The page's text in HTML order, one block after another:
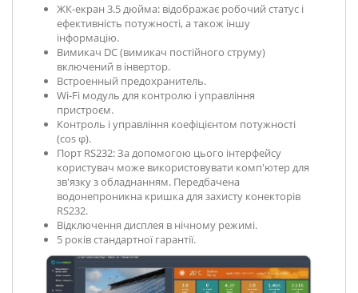
ЖК-екран 3.5 дюйма: відображає робочий статус і
ефективність потужності, а також іншу
інформацію.
Вимикач DC (вимикач постійного струму)
включений в інвертор.
Встроенный предохранитель.
Wi-Fi модуль для контролю і управління
пристроєм.
Контроль і управління коефіцієнтом потужності
(cos φ).
Порт RS232: За допомогою цього інтерфейсу
користувач може використовувати комп'ютер для
зв'язку з обладнанням. Передбачена
водонепроникна кришка для захисту конекторів
RS232.
Відключення дисплея в нічному режимі.
5 років стандартної гарантії.